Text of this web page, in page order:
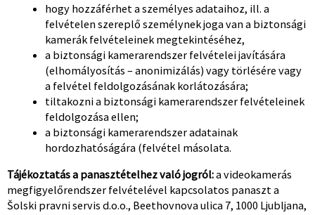
hogy hozzáférhet a személyes adataihoz, ill. a
felvételen szereplő személynek joga van a biztonsági
kamerák felvételeinek megtekintéséhez,
a biztonsági kamerarendszer felvételei javítására
(elhomályosítás – anonimizálás) vagy törlésére vagy
a felvétel feldolgozásának korlátozására;
tiltakozni a biztonsági kamerarendszer felvételeinek
feldolgozása ellen;
a biztonsági kamerarendszer adatainak
hordozhatóságára (felvétel másolata.
Tájékoztatás a panasztételhez való jogról:a videokamerás
megfigyelőrendszer felvételével kapcsolatos panaszt a
Šolski pravni servis d.o.o., Beethovnova ulica 7, 1000 Ljubljana,